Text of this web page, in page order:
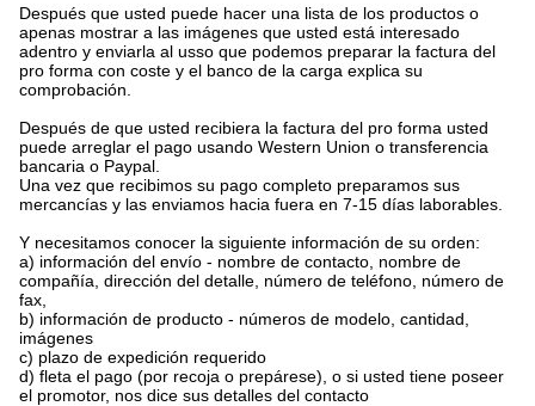
Después que usted puede hacer una lista de los productos o
apenas mostrar a las imágenes que usted está interesado
adentro y enviarla al usso que podemos preparar la factura del
pro forma con coste y el banco de la carga explica su
comprobación.
Después de que usted recibiera la factura del pro forma usted
puede arreglar el pago usando Western Union o transferencia
bancaria o Paypal.
Una vez que recibimos su pago completo preparamos sus
mercancías y las enviamos hacia fuera en 7-15 días laborables.
Y necesitamos conocer la siguiente información de su orden:
a) información del envío - nombre de contacto, nombre de
compañía, dirección del detalle, número de teléfono, número de
fax,
b) información de producto - números de modelo, cantidad,
imágenes
c) plazo de expedición requerido
d) fleta el pago (por recoja o prepárese), o si usted tiene poseer
el promotor, nos dice sus detalles del contacto